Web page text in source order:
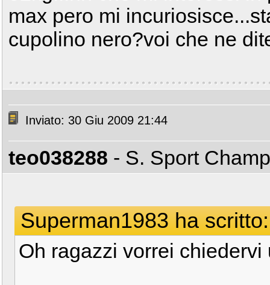
max pero mi
cupolino nero?voi che ne
Inviato: 30 Giu 2009 21:44
teo038288 - S. Sport
Superman1983 ha scritto:
Oh ragazzi vorrei chiedervi